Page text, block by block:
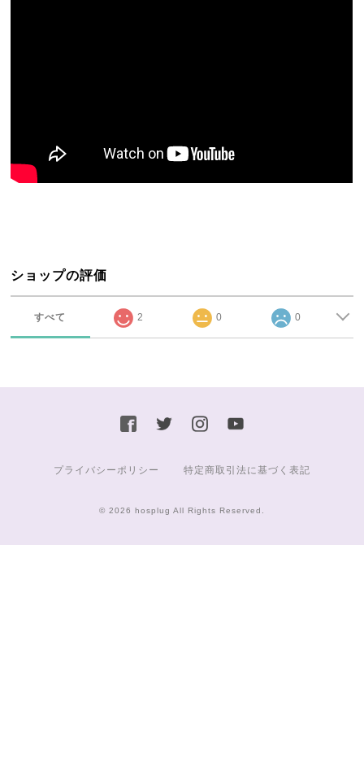
ショップの評価
すべて 2 0 0
プライバシーポリシー 特定商取引法に基づく表記
© 2026 hosplug All Rights Reserved.